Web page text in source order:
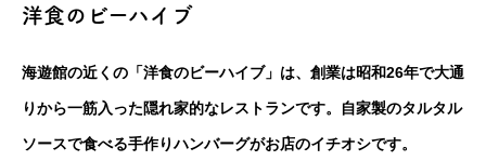
洋食のビーハイブ
海遊館の近くの「洋食のビーハイブ」は、創業は昭和26年で大通
りから一筋入った隠れ家的なレストランです。自家製のタルタル
ソースで食べる手作りハンバーグがお店のイチオシです。